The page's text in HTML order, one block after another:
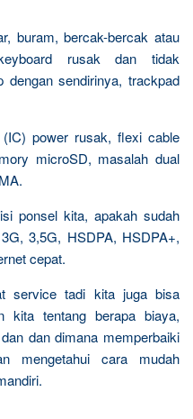
buram, bercak-bercak atau
rusak dan tidak
dengan sendirinya, trackpad
power rusak, flexi cable
microSD, masalah dual
ponsel kita, apakah sudah
3,5G, HSDPA, HSDPA+,
cepat.
service tadi kita juga bisa
kita tentang berapa biaya,
dan dimana memperbaiki
mengetahui cara mudah